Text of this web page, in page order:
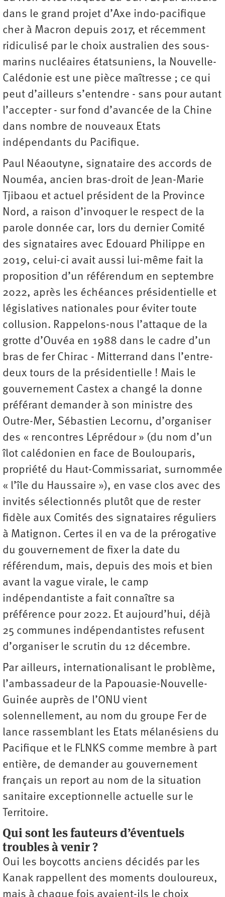
dans le grand projet d’Axe indo-pacifique
cher à Macron depuis 2017, et récemment
ridiculisé par le choix australien des sous-
marins nucléaires étatsuniens, la Nouvelle-
Calédonie est une pièce maîtresse ; ce qui
peut d’ailleurs s’entendre - sans pour autant
l’accepter - sur fond d’avancée de la Chine
dans nombre de nouveaux Etats
indépendants du Pacifique.
Paul Néaoutyne, signataire des accords de
Nouméa, ancien bras-droit de Jean-Marie
Tjibaou et actuel président de la Province
Nord, a raison d’invoquer le respect de la
parole donnée car, lors du dernier Comité
des signataires avec Edouard Philippe en
2019, celui-ci avait aussi lui-même fait la
proposition d’un référendum en septembre
2022, après les échéances présidentielle et
législatives nationales pour éviter toute
collusion. Rappelons-nous l’attaque de la
grotte d’Ouvéa en 1988 dans le cadre d’un
bras de fer Chirac - Mitterrand dans l’entre-
deux tours de la présidentielle ! Mais le
gouvernement Castex a changé la donne
préférant demander à son ministre des
Outre-Mer, Sébastien Lecornu, d’organiser
des « rencontres Léprédour » (du nom d’un
îlot calédonien en face de Boulouparis,
propriété du Haut-Commissariat, surnommée
« l’île du Haussaire »), en vase clos avec des
invités sélectionnés plutôt que de rester
fidèle aux Comités des signataires réguliers
à Matignon. Certes il en va de la prérogative
du gouvernement de fixer la date du
référendum, mais, depuis des mois et bien
avant la vague virale, le camp
indépendantiste a fait connaître sa
préférence pour 2022. Et aujourd’hui, déjà
25 communes indépendantistes refusent
d’organiser le scrutin du 12 décembre.
Par ailleurs, internationalisant le problème,
l’ambassadeur de la Papouasie-Nouvelle-
Guinée auprès de l’ONU vient
solennellement, au nom du groupe Fer de
lance rassemblant les Etats mélanésiens du
Pacifique et le FLNKS comme membre à part
entière, de demander au gouvernement
français un report au nom de la situation
sanitaire exceptionnelle actuelle sur le
Territoire.
Qui sont les fauteurs d’éventuels
troubles à venir ?
Oui les boycotts anciens décidés par les
Kanak rappellent des moments douloureux,
mais à chaque fois avaient-ils le choix